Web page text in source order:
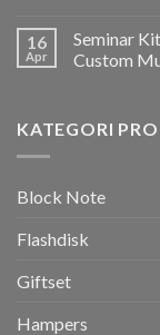
16
Apr
Seminar
Custom
KATEGORI
Block Note
Flashdisk
Giftset
Hampers